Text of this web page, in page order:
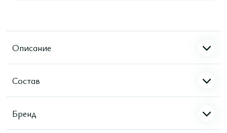
Описание
Состав
Бренд